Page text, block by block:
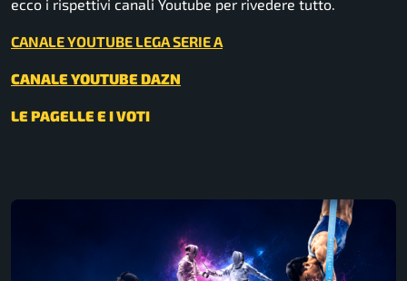
ecco i rispettivi canali Youtube per rivedere tutto.
CANALE YOUTUBE LEGA SERIE A
CANALE YOUTUBE DAZN
LE PAGELLE E I VOTI